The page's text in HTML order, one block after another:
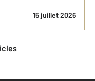
15 juillet 2026